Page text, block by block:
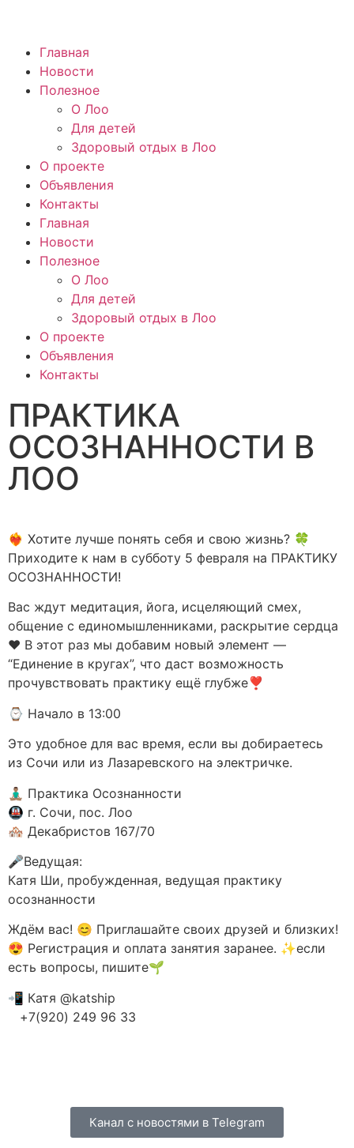
Главная
Новости
Полезное
О Лоо
Для детей
Здоровый отдых в Лоо
О проекте
Объявления
Контакты
Главная
Новости
Полезное
О Лоо
Для детей
Здоровый отдых в Лоо
О проекте
Объявления
Контакты
ПРАКТИКА
ОСОЗНАННОСТИ В
ЛОО
❤️‍🔥 Хотите лучше понять себя и свою жизнь? 🍀
Приходите к нам в субботу 5 февраля на ПРАКТИКУ
ОСОЗНАННОСТИ!
Вас ждут медитация, йога, исцеляющий смех,
общение с единомышленниками, раскрытие сердца
❤️ В этот раз мы добавим новый элемент —
“Единение в кругах”, что даст возможность
прочувствовать практику ещё глубже❣️
⌚️ Начало в 13:00
Это удобное для вас время, если вы добираетесь
из Сочи или из Лазаревского на электричке.
🧘🏽‍♂️ Практика Осознанности
🚇 г. Сочи, пос. Лоо
🏘 Декабристов 167/70
🎤Ведущая:
Катя Ши, пробужденная, ведущая практику
осознанности
Ждём вас! 😊 Приглашайте своих друзей и близких!
😍 Регистрация и оплата занятия заранее. ✨если
есть вопросы, пишите🌱
📲 Катя @katship
ᅠ+7(920) 249 96 33
Канал с новостями в Telegram